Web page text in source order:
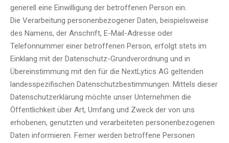
generell eine Einwilligung der betroffenen Person ein.
Die Verarbeitung personenbezogener Daten, beispielsweise
des Namens, der Anschrift, E-Mail-Adresse oder
Telefonnummer einer betroffenen Person, erfolgt stets im
Einklang mit der Datenschutz-Grundverordnung und in
Übereinstimmung mit den für die NextLytics AG geltenden
landesspezifischen Datenschutzbestimmungen. Mittels dieser
Datenschutzerklärung möchte unser Unternehmen die
Öffentlichkeit über Art, Umfang und Zweck der von uns
erhobenen, genutzten und verarbeiteten personenbezogenen
Daten informieren. Ferner werden betroffene Personen